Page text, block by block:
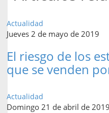
Actualidad
Jueves 2 de mayo de 2019
El riesgo de los
que se venden
Actualidad
Domingo 21 de abril de 2019